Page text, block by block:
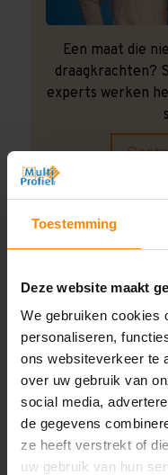
Toestemming
Deze website maakt
We gebruiken cookies
personaliseren,
ons websiteverkeer te
over uw gebruik van
social media,
de gegevens
ze heeft verstrekt of
uw gebruik van hun
Een maat die
draagkrachten?
experts werken